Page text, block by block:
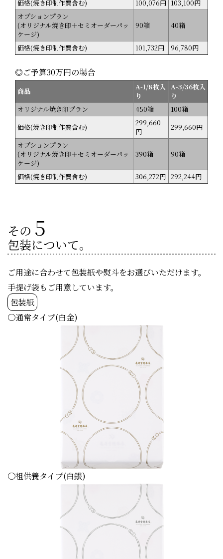
価格(焼き印制作費含む)
100,076円 103,100円
オプションプラン
(オリジナル焼き印＋セミオーダーパッ
ケージ)
90箱 40箱
価格(焼き印制作費含む) 101,732円 96,780円
◎ご予算30万円の場合
商品
A-1/8枚入
り
A-3/36枚入
り
オリジナル焼き印プラン
450箱
100箱
価格(焼き印制作費含む)
299,660
円
299,660円
オプションプラン
(オリジナル焼き印＋セミオーダーパッ
ケージ)
390箱 90箱
価格(焼き印制作費含む) 306,272円 292,244円
その 5
包装について。
ご用途に合わせて包装紙や熨斗をお選びいただけます。
手提げ袋もご用意しています。
包装紙
〇通常タイプ(白金)
〇祖供養タイプ(白銀)